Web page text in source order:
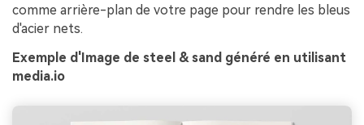
comme arrière-plan de votre page pour rendre les bleus
d'acier nets.
Exemple d'Image de steel & sand généré en utilisant
media.io